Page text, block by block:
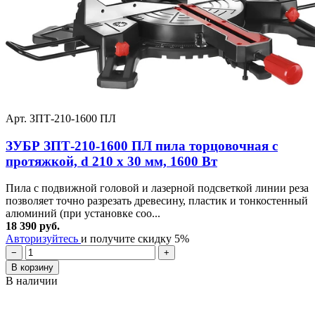
Арт. ЗПТ-210-1600 ПЛ
ЗУБР ЗПТ-210-1600 ПЛ пила торцовочная с
протяжкой, d 210 х 30 мм, 1600 Вт
Пила с подвижной головой и лазерной подсветкой линии реза
позволяет точно разрезать древесину, пластик и тонкостенный
алюминий (при установке соо...
18 390 руб.
Авторизуйтесь и получите скидку 5%
−
+
В корзину
В наличии